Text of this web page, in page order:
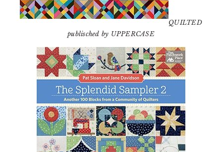
QUILTED
publisched by UPPERCASE